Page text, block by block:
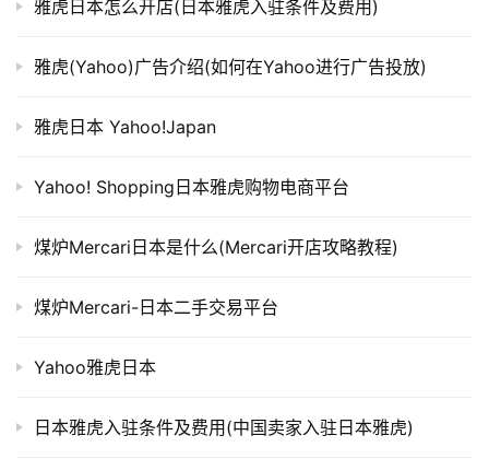
雅虎日本怎么开店(日本雅虎入驻条件及费用)
雅虎(Yahoo)广告介绍(如何在Yahoo进行广告投放)
雅虎日本 Yahoo!Japan
Yahoo! Shopping日本雅虎购物电商平台
煤炉Mercari日本是什么(Mercari开店攻略教程)
煤炉Mercari-日本二手交易平台
Yahoo雅虎日本
日本雅虎入驻条件及费用(中国卖家入驻日本雅虎)